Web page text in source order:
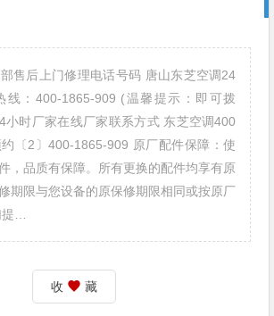
售后上门修理电话号码 唐山东芝空调24
线：400-1865-909 (温馨提示：即可拨
小时厂家在线厂家联系方式 东芝空调400
〔2〕400-1865-909 原厂配件保障：使
，品质有保障。所有更换的配件均享有原
期限与您设备的原保修期限相同或按原厂
…
收 藏